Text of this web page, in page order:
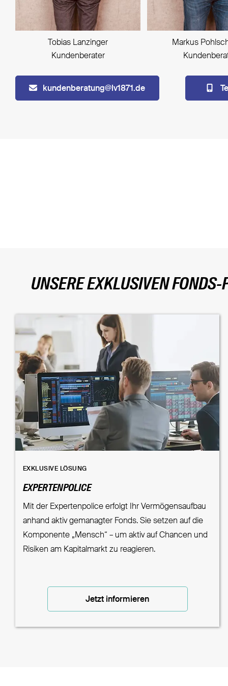
Tobias Lanzinger
Kundenberater
Markus
kundenberatung@lv1871.de
UNSERE EXKLUSIVEN FONDS-
EXKLUSIVE LÖSUNG
EXPERTENPOLICE
Mit der Expertenpolice erfolgt Ihr Vermögensaufbau
anhand aktiv gemanagter Fonds. Sie setzen auf die
Komponente „Mensch“ – um aktiv auf Chancen und
Risiken am Kapitalmarkt zu reagieren.
Jetzt informieren